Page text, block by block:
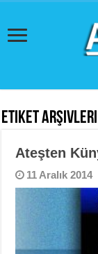
Etiket
Ateşten
11 Aralık 2014